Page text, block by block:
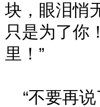
块，眼泪悄
只是为了你
里！”
“不要再说